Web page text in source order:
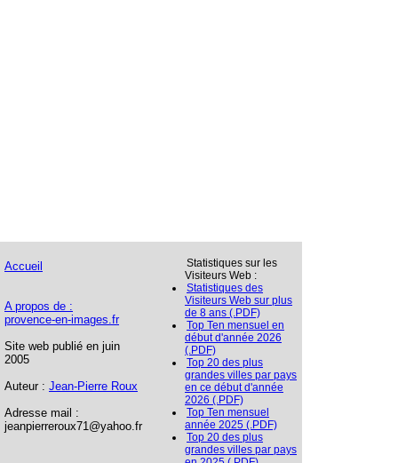
Accueil
A propos de :
provence-en-images.fr
Site web publié en juin
2005
Auteur : Jean-Pierre Roux
Adresse mail :
jeanpierreroux71@yahoo.fr
Statistiques sur les
Visiteurs Web :
Statistiques des
Visiteurs Web sur plus
de 8 ans (.PDF)
Top Ten mensuel en
début d'année 2026
(.PDF)
Top 20 des plus
grandes villes par pays
en ce début d'année
2026 (.PDF)
Top Ten mensuel
année 2025 (.PDF)
Top 20 des plus
grandes villes par pays